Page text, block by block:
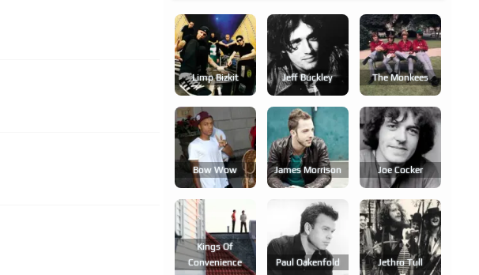
Limp Bizkit Jeff Buckley The Monkees
Bow Wow James Morrison Joe Cocker
Kings Of
Convenience
Paul Oakenfold Jethro Tull